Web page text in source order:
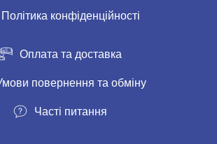
Політика конфіденційності
Оплата та доставка
повернення та обміну
Часті питання